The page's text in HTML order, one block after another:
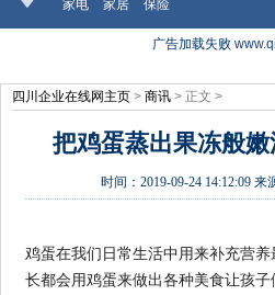
家电
家居 保险
广告加载失败
四川企业在线网主页 > 商讯 > 正文 >
把鸡蛋蒸出果冻般
时间：2019-09-24 14:12:09 来
鸡蛋在我们日常生活中用来补充营
长都会用鸡蛋来做出各种美食让孩